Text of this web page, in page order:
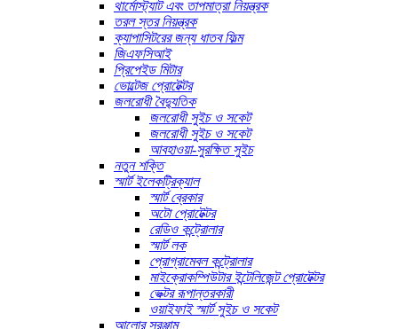
থার্মোস্ট্যাট এবং তাপমাত্রা নিয়ন্ত্রক
তরল স্তর নিয়ন্ত্রক
ক্যাপাসিটরের জন্য ধাতব ফিল্ম
জিএফসিআই
প্রিপেইড মিটার
ভোল্টেজ প্রোটেক্টর
জলরোধী বৈদ্যুতিক
জলরোধী সুইচ ও সকেট
জলরোধী সুইচ ও সকেট
আবহাওয়া-সুরক্ষিত সুইচ
নতুন শক্তি
স্মার্ট ইলেকট্রিক্যাল
স্মার্ট ব্রেকার
অটো প্রোটেক্টর
রেডিও কন্ট্রোলার
স্মার্ট লক
প্রোগ্রামেবল কন্ট্রোলার
মাইক্রোকম্পিউটার ইন্টেলিজেন্ট প্রোটেক্টর
ভেক্টর রূপান্তরকারী
ওয়াইফাই স্মার্ট সুইচ ও সকেট
আলোর সরঞ্জাম